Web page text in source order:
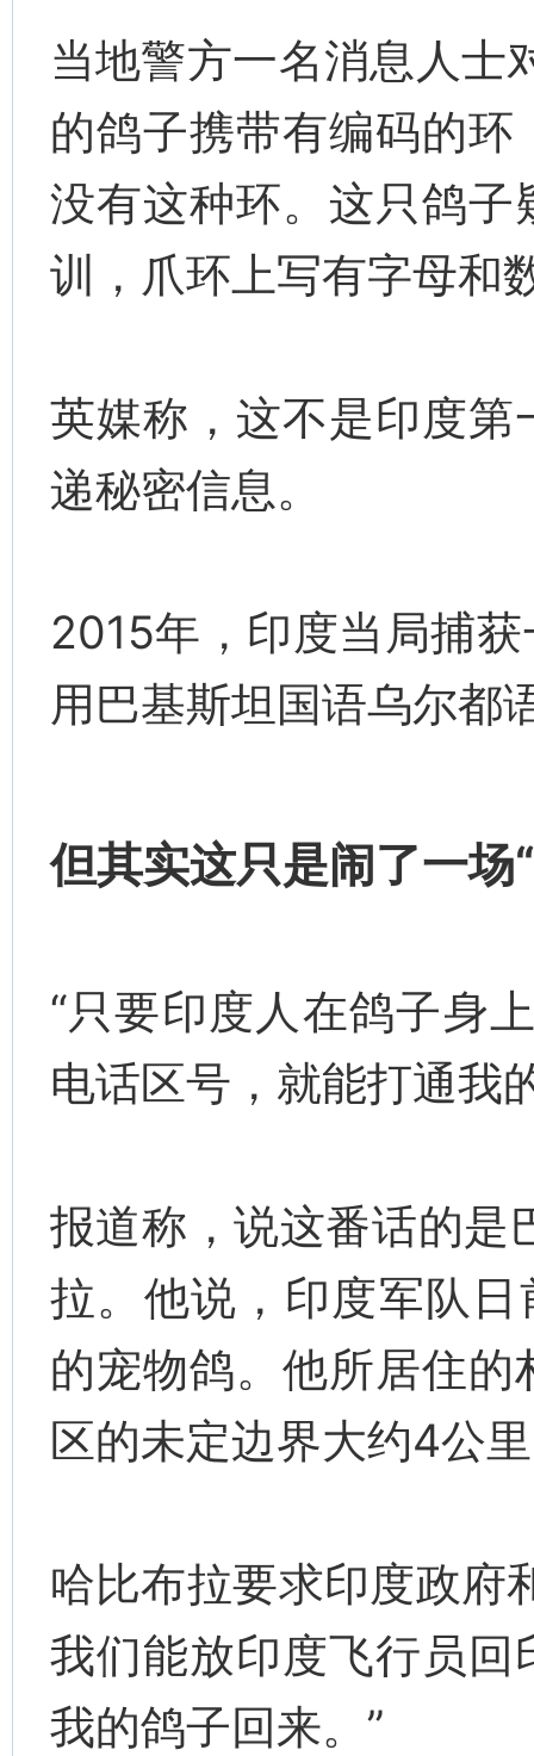
当地警方一名消息人士
的鸽子携带有编码的
没有这种环。这只鸽
训，爪环上写有字母和
英媒称，这不是印度
递秘密信息。
2015年，印度当局捕
用巴基斯坦国语乌尔都
但其实这只是闹了一场
“只要印度人在鸽子身
电话区号，就能打通我
报道称，说这番话的是
拉。他说，印度军队日
的宠物鸽。他所居住
区的未定边界大约4公
哈比布拉要求印度政府
我们能放印度飞行员
我的鸽子回来。”